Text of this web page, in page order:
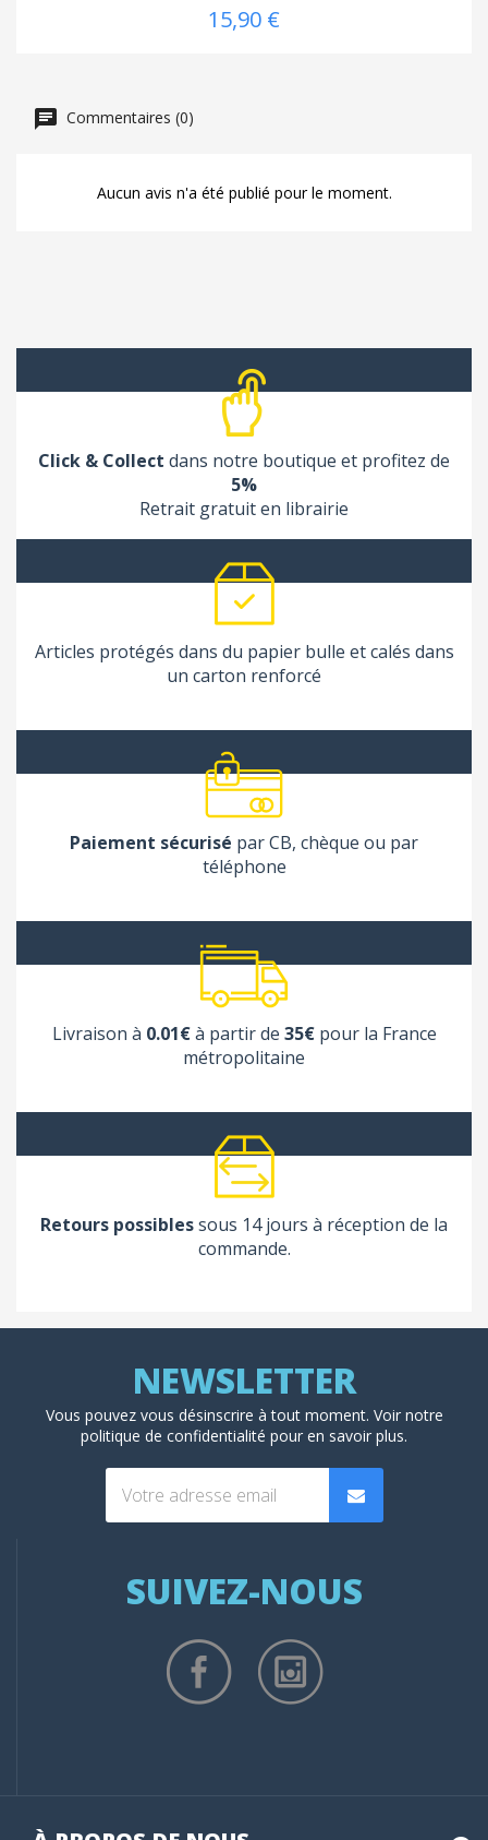
15,90 €
Commentaires (0)
Aucun avis n'a été publié pour le moment.
Click & Collect dans notre boutique et profitez de
5%
Retrait gratuit en librairie
Articles protégés dans du papier bulle et calés dans
un carton renforcé
Paiement sécurisé par CB, chèque ou par
téléphone
Livraison à 0.01€à partir de 35€pour la France
métropolitaine
Retours possiblessous 14 jours à réception de la
commande.
Vous pouvez vous désinscrire à tout moment. Voir notre
politique de confidentialité pour en savoir plus.
SUIVEZ-NOUS